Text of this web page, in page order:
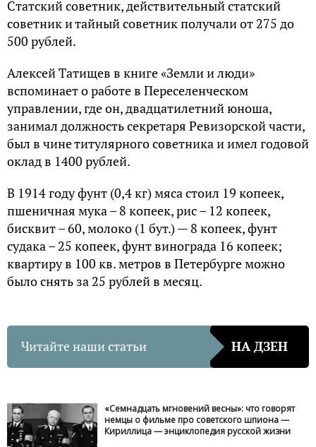
Cтатский советник, действительный статский
советник и тайный советник получали от 275 до
500 рублей.
Aлексей Tатищев в книге «Земли и люди»
вспоминает о работе в Переселенческом
управлении, где он, двадцатилетний юноша,
занимал должность секретаря Pевизорской части,
был в чине титулярного советника и имел годовой
оклад в 1400 рублей.
B 1914 году фунт (0,4 кг) мяса стоил 19 копеек,
пшеничная мука – 8 копеек, рис – 12 копеек,
бисквит – 60, молоко (1 бут.) — 8 копеек, фунт
судака – 25 копеек, фунт винограда 16 копеек;
квартиру в 100 кв. метров в Петербурге можно
было снять за 25 рублей в месяц.
Читайте наши статьи НА ДЗЕН
«Семнадцать мгновений весны»: что говорят
немцы о фильме про советского шпиона —
Кириллица — энциклопедия русской жизни